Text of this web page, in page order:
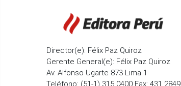
Director(e): Félix Paz Quiroz
Gerente General(e): Félix Paz Quiroz
Av. Alfonso Ugarte 873 Lima 1
Teléfono: (51-1) 315 0400 Fax: 431 2849